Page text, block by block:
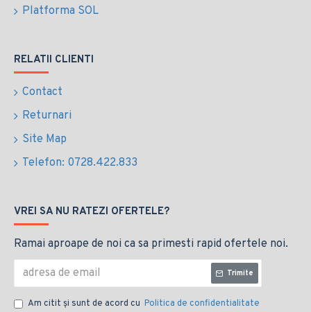
Platforma SOL
RELATII CLIENTI
Contact
Returnari
Site Map
Telefon: 0728.422.833
VREI SA NU RATEZI OFERTELE?
Ramai aproape de noi ca sa primesti rapid ofertele noi.
Trimite
Am citit şi sunt de acord cu Politica de confidentialitate